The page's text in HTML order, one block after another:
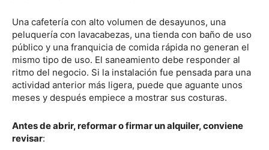
Una cafetería con alto volumen de desayunos, una
peluquería con lavacabezas, una tienda con baño de uso
público y una franquicia de comida rápida no generan el
mismo tipo de uso. El saneamiento debe responder al
ritmo del negocio. Si la instalación fue pensada para una
actividad anterior más ligera, puede que aguante unos
meses y después empiece a mostrar sus costuras.
Antes de abrir, reformar o firmar un alquiler, conviene
revisar: